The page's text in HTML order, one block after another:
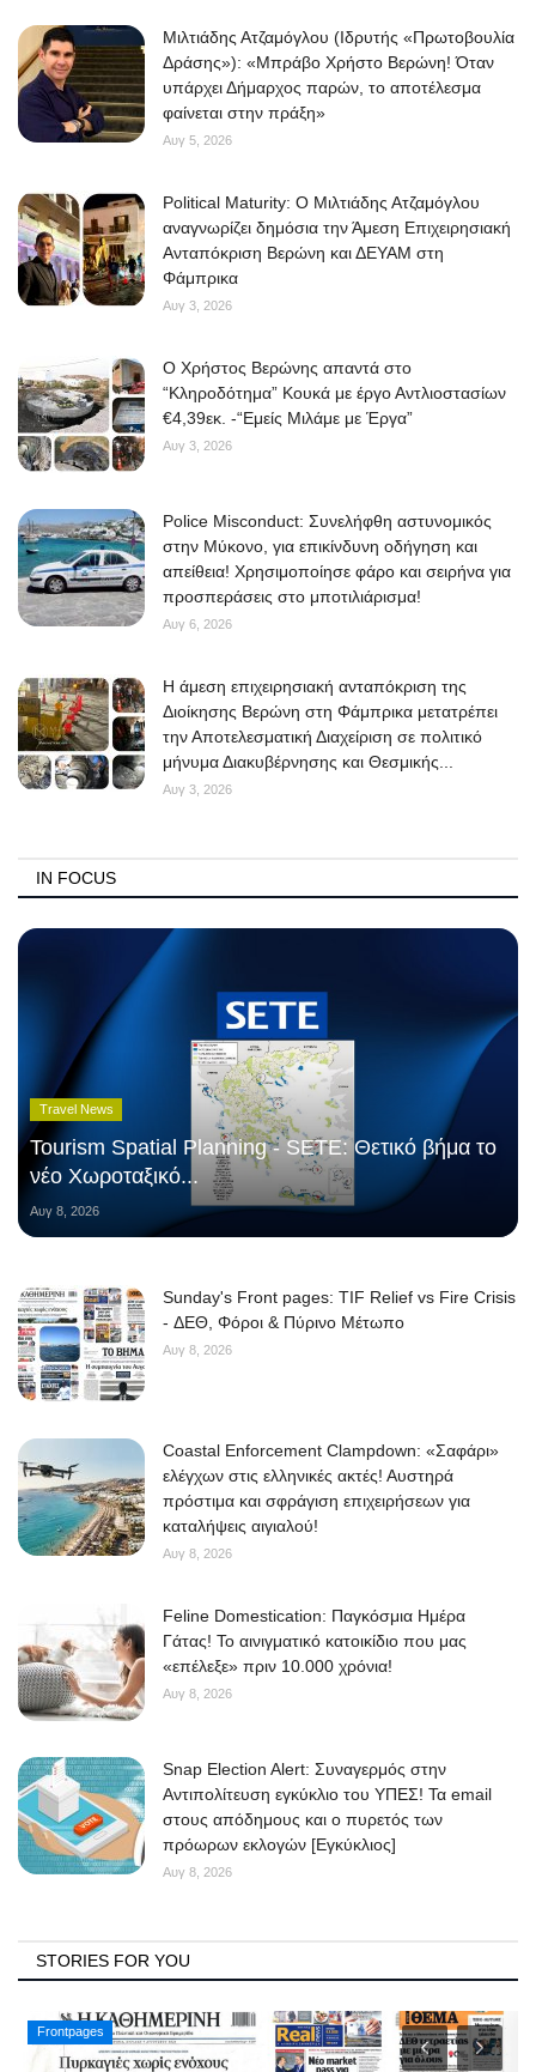
Μιλτιάδης Ατζαμόγλου (Ιδρυτής «Πρωτοβουλία
Δράσης»): «Μπράβο Χρήστο Βερώνη! Όταν
υπάρχει Δήμαρχος παρών, το αποτέλεσμα
φαίνεται στην πράξη»
Αυγ 5, 2026
Political Maturity: Ο Μιλτιάδης Ατζαμόγλου
αναγνωρίζει δημόσια την Άμεση Επιχειρησιακή
Ανταπόκριση Βερώνη και ΔΕΥΑΜ στη
Φάμπρικα
Αυγ 3, 2026
O Χρήστος Βερώνης απαντά στο
“Κληροδότημα” Κουκά με έργο Αντλιοστασίων
€4,39εκ. -“Εμείς Μιλάμε με Έργα”
Αυγ 3, 2026
Police Misconduct: Συνελήφθη αστυνομικός
στην Μύκονο, για επικίνδυνη οδήγηση και
απείθεια! Χρησιμοποίησε φάρο και σειρήνα για
προσπεράσεις στο μποτιλιάρισμα!
Αυγ 6, 2026
Η άμεση επιχειρησιακή ανταπόκριση της
Διοίκησης Βερώνη στη Φάμπρικα μετατρέπει
την Αποτελεσματική Διαχείριση σε πολιτικό
μήνυμα Διακυβέρνησης και Θεσμικής...
Αυγ 3, 2026
IN FOCUS
Travel News
Tourism Spatial Planning - SETE: Θετικό βήμα το
νέο Χωροταξικό...
Αυγ 8, 2026
Sunday's Front pages: TIF Relief vs Fire Crisis
- ΔΕΘ, Φόροι & Πύρινο Μέτωπο
Αυγ 8, 2026
Coastal Enforcement Clampdown: «Σαφάρι»
ελέγχων στις ελληνικές ακτές! Αυστηρά
πρόστιμα και σφράγιση επιχειρήσεων για
καταλήψεις αιγιαλού!
Αυγ 8, 2026
Feline Domestication: Παγκόσμια Ημέρα
Γάτας! Το αινιγματικό κατοικίδιο που μας
«επέλεξε» πριν 10.000 χρόνια!
Αυγ 8, 2026
Snap Election Alert: Συναγερμός στην
Αντιπολίτευση εγκύκλιο του ΥΠΕΣ! Τα email
στους απόδημους και ο πυρετός των
πρόωρων εκλογών [Εγκύκλιος]
Αυγ 8, 2026
STORIES FOR YOU
Frontpages